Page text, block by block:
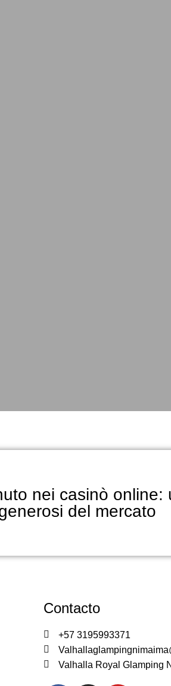
nei casinò online:
del mercato
Contacto
+57 3195993371
Valhalla Royal Glamping